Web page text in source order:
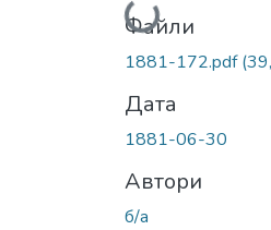
Вантажиться...
Файли
1881-172.pdf
Дата
1881-06-30
Автори
б/а